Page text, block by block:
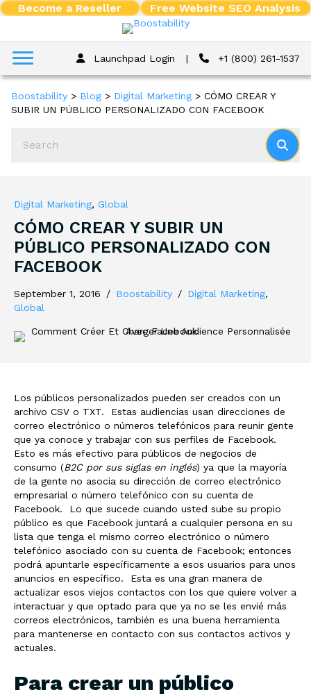
Become a Reseller Free Website SEO Analysis
Launchpad Login | +1 (800) 261-1537
Boostability > Blog > Digital Marketing > CÓMO CREAR Y
SUBIR UN PÚBLICO PERSONALIZADO CON FACEBOOK
Digital Marketing, Global
CÓMO CREAR Y SUBIR UN
PÚBLICO PERSONALIZADO CON
FACEBOOK
September 1, 2016 / Boostability / Digital Marketing,
Global
Los públicos personalizados pueden ser creados con un
archivo CSV o TXT. Estas audiencias usan direcciones de
correo electrónico o números telefónicos para reunir gente
que ya conoce y trabajar con sus perfiles de Facebook.
Esto es más efectivo para públicos de negocios de
consumo (B2C por sus siglas en inglés) ya que la mayoría
de la gente no asocia su dirección de correo electrónico
empresarial o número telefónico con su cuenta de
Facebook. Lo que sucede cuando usted sube su propio
público es que Facebook juntará a cualquier persona en su
lista que tenga el mismo correo electrónico o número
telefónico asociado con su cuenta de Facebook; entonces
podrá apuntarle específicamente a esos usuarios para unos
anuncios en específico. Esta es una gran manera de
actualizar esos viejos contactos con los que quiere volver a
interactuar y que optado para que ya no se les envié más
correos electrónicos, también es una buena herramienta
para mantenerse en contacto con sus contactos activos y
actuales.
Para crear un público